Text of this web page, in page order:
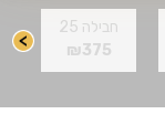
חבילה 25
₪375